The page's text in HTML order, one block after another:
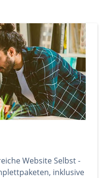
Website Selbst -
inklusive